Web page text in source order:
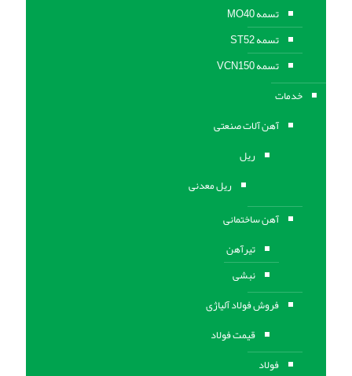
تسمه MO40
تسمه ST52
تسمه VCN150
خدمات
آهن آلات صنعتی
ریل
ریل معدنی
آهن ساختمانی
تیرآهن
نبشی
فروش فولاد آلیاژی
قیمت فولاد
فولاد